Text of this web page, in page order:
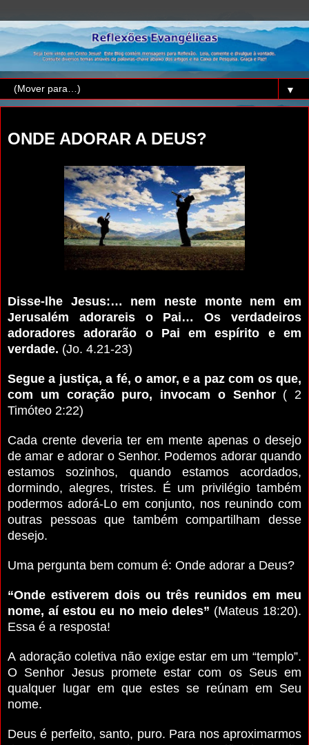
▼
ONDE ADORAR A DEUS?
Disse-lhe Jesus:… nem neste monte nem em
Jerusalém adorareis o Pai… Os verdadeiros
adoradores adorarão o Pai em espírito e em
verdade. (Jo. 4.21-23)
Segue a justiça, a fé, o amor, e a paz com os que,
com um coração puro, invocam o Senhor ( 2
Timóteo 2:22)
Cada crente deveria ter em mente apenas o desejo
de amar e adorar o Senhor. Podemos adorar quando
estamos sozinhos, quando estamos acordados,
dormindo, alegres, tristes. É um privilégio também
podermos adorá-Lo em conjunto, nos reunindo com
outras pessoas que também compartilham desse
desejo.
Uma pergunta bem comum é: Onde adorar a Deus?
“Onde estiverem dois ou três reunidos em meu
nome, aí estou eu no meio deles” (Mateus 18:20).
Essa é a resposta!
A adoração coletiva não exige estar em um “templo”.
O Senhor Jesus promete estar com os Seus em
qualquer lugar em que estes se reúnam em Seu
nome.
Deus é perfeito, santo, puro. Para nos aproximarmos